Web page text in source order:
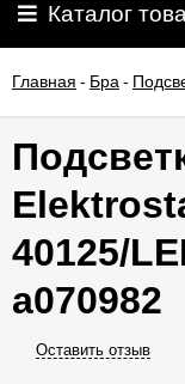
освещения
О
Каталог
Главная - Бра -
40125/
a070982
Оставить отзыв